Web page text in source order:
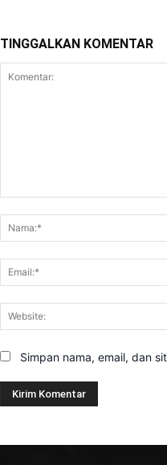
TINGGALKAN KOMENTAR
Simpan nama, email, dan